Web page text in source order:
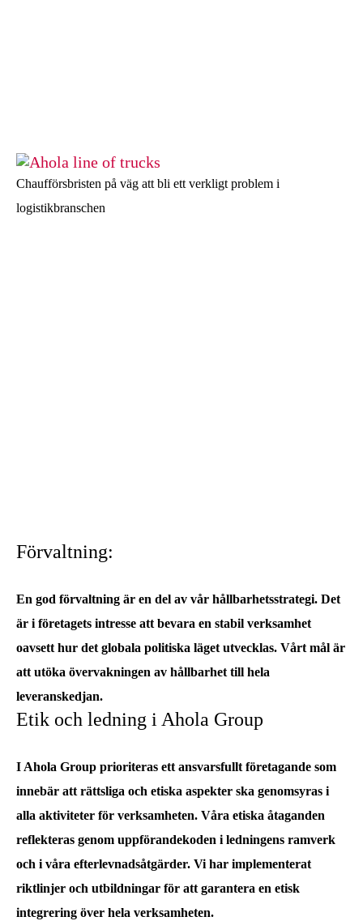
Chaufförsbristen på väg att bli ett verkligt problem i
logistikbranschen
Förvaltning:
En god förvaltning är en del av vår hållbarhetsstrategi. Det
är i företagets intresse att bevara en stabil verksamhet
oavsett hur det globala politiska läget utvecklas. Vårt mål är
att utöka övervakningen av hållbarhet till hela
leveranskedjan.
Etik och ledning i Ahola Group
I Ahola Group prioriteras ett ansvarsfullt företagande som
innebär att rättsliga och etiska aspekter ska genomsyras i
alla aktiviteter för verksamheten. Våra etiska åtaganden
reflekteras genom uppförandekoden i ledningens ramverk
och i våra efterlevnadsåtgärder. Vi har implementerat
riktlinjer och utbildningar för att garantera en etisk
integrering över hela verksamheten.